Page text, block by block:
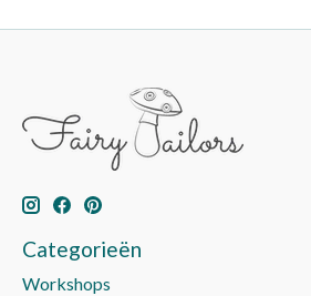
Categorieën
Workshops